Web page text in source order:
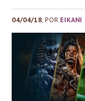
04/04/18 , POR EIKANI